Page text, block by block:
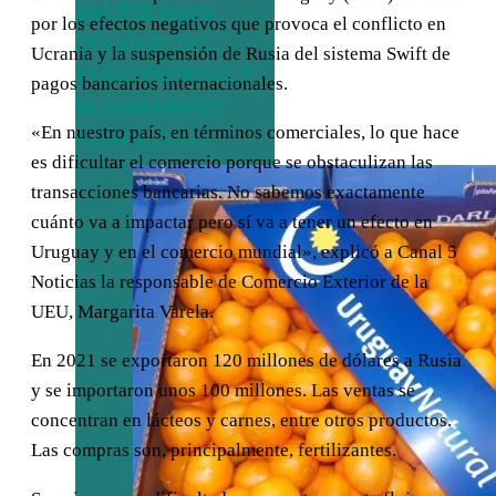
del BID para
impulsar las
exportaciones y
la innovación
empresarial
por los efectos negativos que provoca el conflicto en
Ucrania y la suspensión de Rusia del sistema Swift de
pagos bancarios internacionales.
«En nuestro país, en términos comerciales, lo que hace
es dificultar el comercio porque se obstaculizan las
transacciones bancarias. No sabemos exactamente
cuánto va a impactar pero sí va a tener un efecto en
Uruguay y en el comercio mundial», explicó a Canal 5
Noticias la responsable de Comercio Exterior de la
UEU, Margarita Varela.
En 2021 se exportaron 120 millones de dólares a Rusia
y se importaron unos 100 millones. Las ventas se
concentran en lácteos y carnes, entre otros productos.
Las compras son, principalmente, fertilizantes.